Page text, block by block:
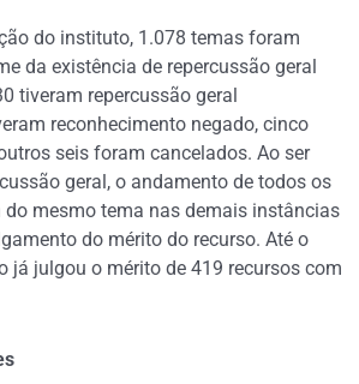
do instituto, 1.078 temas foram
da existência de repercussão geral
tiveram repercussão geral
reconhecimento negado, cinco
seis foram cancelados. Ao ser
geral, o andamento de todos os
do mesmo tema nas demais instâncias
do mérito do recurso. Até o
já julgou o mérito de 419 recursos com